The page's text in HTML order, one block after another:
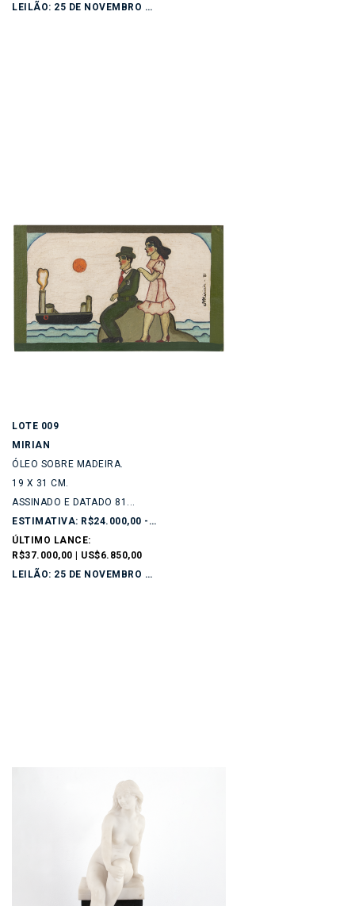
LEILÃO: 25 DE NOVEMBRO DE 2025
LOTE 009
MIRIAN
ÓLEO SOBRE MADEIRA.
19 X 31 CM.
ASSINADO E DATADO 81...
ESTIMATIVA: R$24.000,00 - R$28.000,00
ÚLTIMO LANCE:
R$37.000,00 | US$6.850,00
LEILÃO: 25 DE NOVEMBRO DE 2025